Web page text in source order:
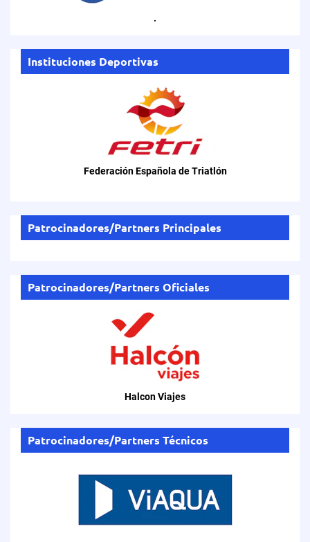
.
Instituciones Deportivas
Federación Española de Triatlón
Patrocinadores/Partners Principales
Patrocinadores/Partners Oficiales
Halcon Viajes
Patrocinadores/Partners Técnicos